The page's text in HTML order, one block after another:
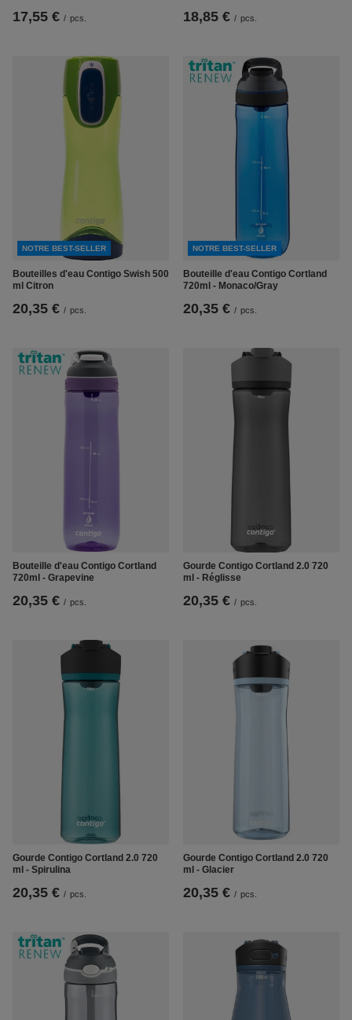
17,55 € / pcs. 18,85 € / pcs.
NOTRE BEST-SELLER
Bouteilles d'eau Contigo Swish 500
ml Citron
20,35 € / pcs.
NOTRE BEST-SELLER
Bouteille d'eau Contigo Cortland
720ml - Monaco/Gray
20,35 € / pcs.
Bouteille d'eau Contigo Cortland
720ml - Grapevine
20,35 € / pcs.
Gourde Contigo Cortland 2.0 720
ml - Réglisse
20,35 € / pcs.
Gourde Contigo Cortland 2.0 720
ml - Spirulina
20,35 € / pcs.
Gourde Contigo Cortland 2.0 720
ml - Glacier
20,35 € / pcs.